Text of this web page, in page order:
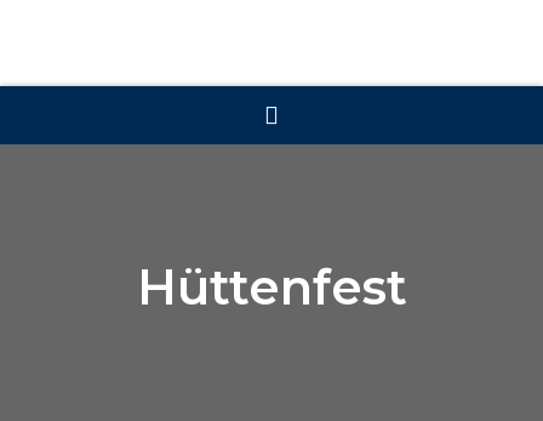
Hüttenfest